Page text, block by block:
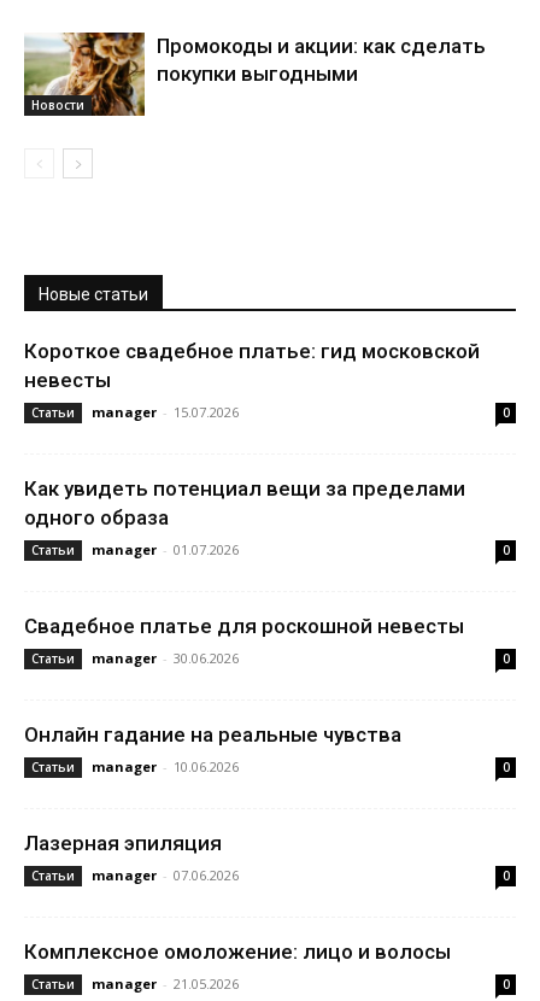
Новости
Промокоды и акции: как сделать
покупки выгодными
Новые статьи
Короткое свадебное платье: гид московской
невесты
Статьи manager - 15.07.2026 0
Как увидеть потенциал вещи за пределами
одного образа
Статьи manager - 01.07.2026 0
Свадебное платье для роскошной невесты
Статьи manager - 30.06.2026 0
Онлайн гадание на реальные чувства
Статьи manager - 10.06.2026 0
Лазерная эпиляция
Статьи manager - 07.06.2026 0
Комплексное омоложение: лицо и волосы
Статьи manager - 21.05.2026 0